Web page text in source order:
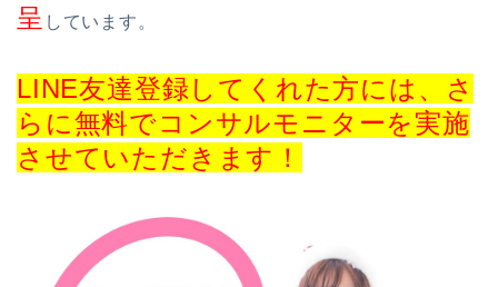
呈 しています。
LINE友達登録してくれた方には、さ
らに無料でコンサルモニターを実施
させていただきます！